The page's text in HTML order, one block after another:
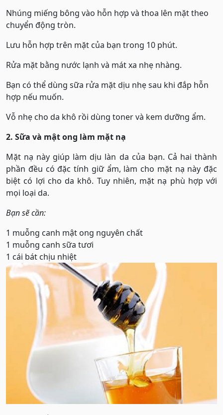
Nhúng miếng bông vào hỗn hợp và thoa lên mặt theo
chuyển động tròn.
Lưu hỗn hợp trên mặt của bạn trong 10 phút.
Rửa mặt bằng nước lạnh và mát xa nhẹ nhàng.
Bạn có thể dùng sữa rửa mặt dịu nhẹ sau khi đắp hỗn
hợp nếu muốn.
Vỗ nhẹ cho da khô rồi dùng toner và kem dưỡng ẩm.
2. Sữa và mật ong làm mặt nạ
Mặt nạ này giúp làm dịu làn da của bạn. Cả hai thành
phần đều có đặc tính giữ ẩm, làm cho mặt nạ này đặc
biệt có lợi cho da khô. Tuy nhiên, mặt nạ phù hợp với
mọi loại da.
Bạn sẽ cần:
1 muỗng canh mật ong nguyên chất
1 muỗng canh sữa tươi
1 cái bát chịu nhiệt